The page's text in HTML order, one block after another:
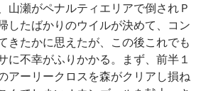
山瀬がペナルティエリアで倒されＰ
したばかりのウイルが決めて、コン
きたかに思えたが、この後これでも
に不幸がふりかかる。まず、前半１
アーリークロスを森がクリアし損ね